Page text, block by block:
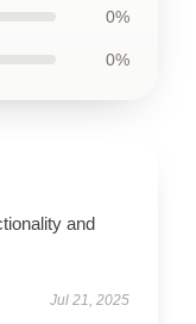
0%
0%
and
Jul 21, 2025